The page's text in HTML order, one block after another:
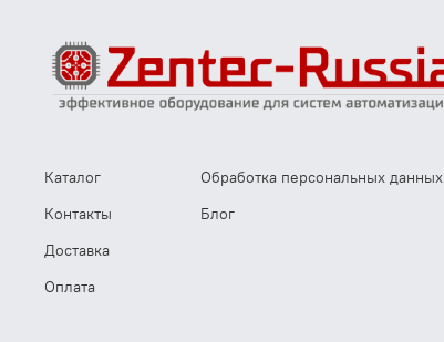
Каталог
Контакты
Доставка
Оплата
Обработка персональных данных
Блог